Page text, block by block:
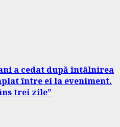
a cedat după întâlnirea
între ei la eveniment.
trei zile”